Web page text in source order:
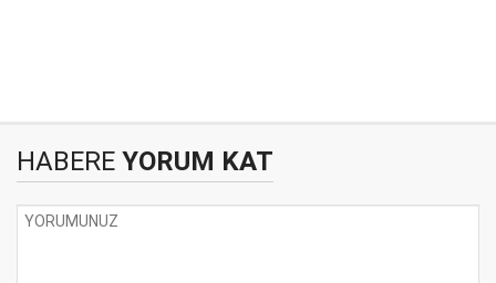
HABERE YORUM KAT